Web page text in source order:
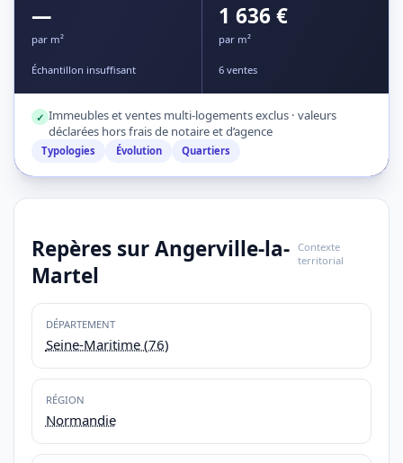
—
par m²
Échantillon insuffisant
1 636 €
par m²
6 ventes
✓ Immeubles et ventes multi-logements exclus · valeurs
déclarées hors frais de notaire et d’agence
Typologies Évolution Quartiers
Repères sur Angerville-la-
Martel
Contexte
territorial
DÉPARTEMENT
Seine-Maritime (76)
RÉGION
Normandie